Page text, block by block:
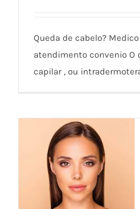
Queda de cabelo?
atendimento convenio O
capilar , ou